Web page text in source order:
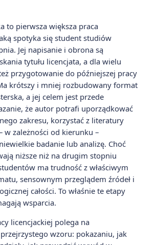
to pierwsza większa praca
spotyka się student studiów
Jej napisanie i obrona są
tytułu licencjata, a dla wielu
przygotowanie do późniejszej pracy
krótszy i mniej rozbudowany format
a jej celem jest przede
że autor potrafi uporządkować
zakresu, korzystać z literatury
w zależności od kierunku –
badanie lub analizę. Choć
niższe niż na drugim stopniu
ma trudność z właściwym
sensownym przeglądem źródeł i
całości. To właśnie te etapy
wsparcia.
licencjackiej polega na
wzoru: pokazaniu, jak